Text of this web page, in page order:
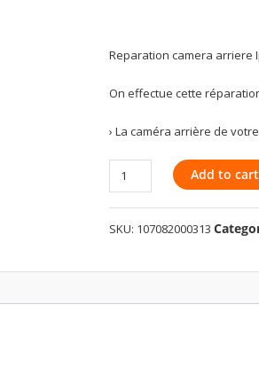
Reparation camera arriere
On effectue cette
› La caméra arrière de
Reparation
camera
arriere
Iphone
quantity
Add to cart
SKU: 107082000313